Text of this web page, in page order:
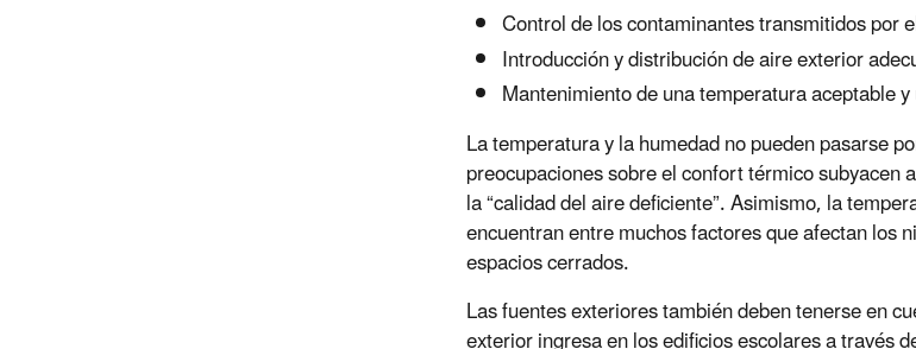
Control de los contaminantes transmitidos por
Introducción y distribución de aire exterior
Mantenimiento de una temperatura aceptable
La temperatura y la humedad no pueden pasarse
preocupaciones sobre el confort térmico subyacen
la “calidad del aire deficiente”. Asimismo, la
encuentran entre muchos factores que afectan los
espacios cerrados.
Las fuentes exteriores también deben tenerse en